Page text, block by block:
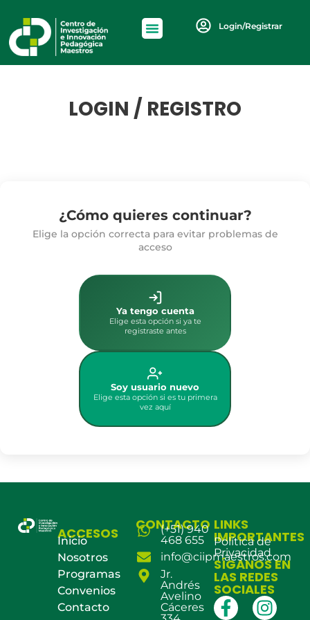
Login/Registrar
LOGIN / REGISTRO
¿Cómo quieres continuar?
Elige la opción correcta para evitar problemas de
acceso
Ya tengo cuenta
Elige esta opción si ya te
registraste antes
Soy usuario nuevo
Elige esta opción si es tu primera
vez aquí
ACCESOS
Inicio
Nosotros
Programas
Convenios
Contacto
CONTACTO
(+51) 940
468 655
info@ciipmaestros.com
Jr.
Andrés
Avelino
Cáceres
LINKS
IMPORTANTES
Política de
Privacidad
SÍGANOS EN
LAS REDES
SOCIALES